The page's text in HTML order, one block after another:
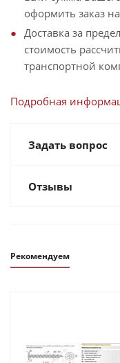
оформить заказ
Доставка за
стоимость
транспортной
Подробная
Задать вопрос
Отзывы
Рекомендуем